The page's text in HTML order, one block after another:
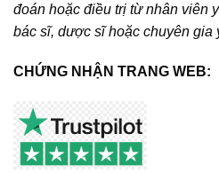
đoán hoặc điều trị từ nhân viên
bác sĩ, dược sĩ hoặc chuyên gia
CHỨNG NHẬN TRANG WEB: